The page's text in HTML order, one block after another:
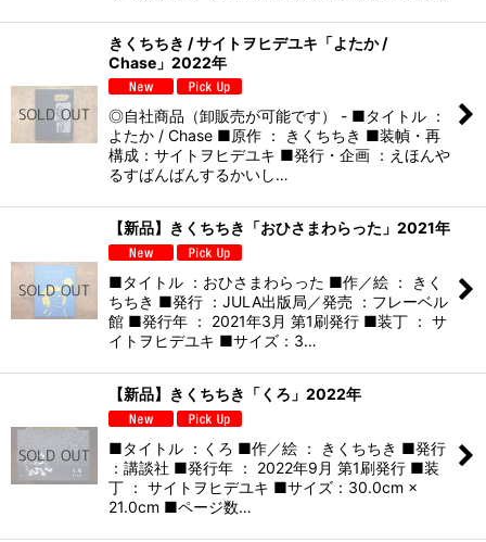
きくちちき / サイトヲヒデユキ「よたか /
Chase」2022年
◎自社商品（卸販売が可能です） - ■タイトル ：
よたか / Chase ■原作 ： きくちちき ■装幀・再
構成：サイトヲヒデユキ ■発行・企画 ：えほんや
るすばんばんするかいし…
【新品】きくちちき「おひさまわらった」2021年
■タイトル ：おひさまわらった ■作／絵 ： きく
ちちき ■発行 ：JULA出版局／発売 ：フレーベル
館 ■発行年 ： 2021年3月 第1刷発行 ■装丁 ： サ
イトヲヒデユキ ■サイズ：3…
【新品】きくちちき「くろ」2022年
■タイトル ：くろ ■作／絵 ： きくちちき ■発行
：講談社 ■発行年 ： 2022年9月 第1刷発行 ■装
丁 ： サイトヲヒデユキ ■サイズ：30.0cm ×
21.0cm ■ページ数…